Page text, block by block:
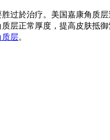
於治疗。美国嘉康角质层
层正常厚度，提高皮肤抵
质层。